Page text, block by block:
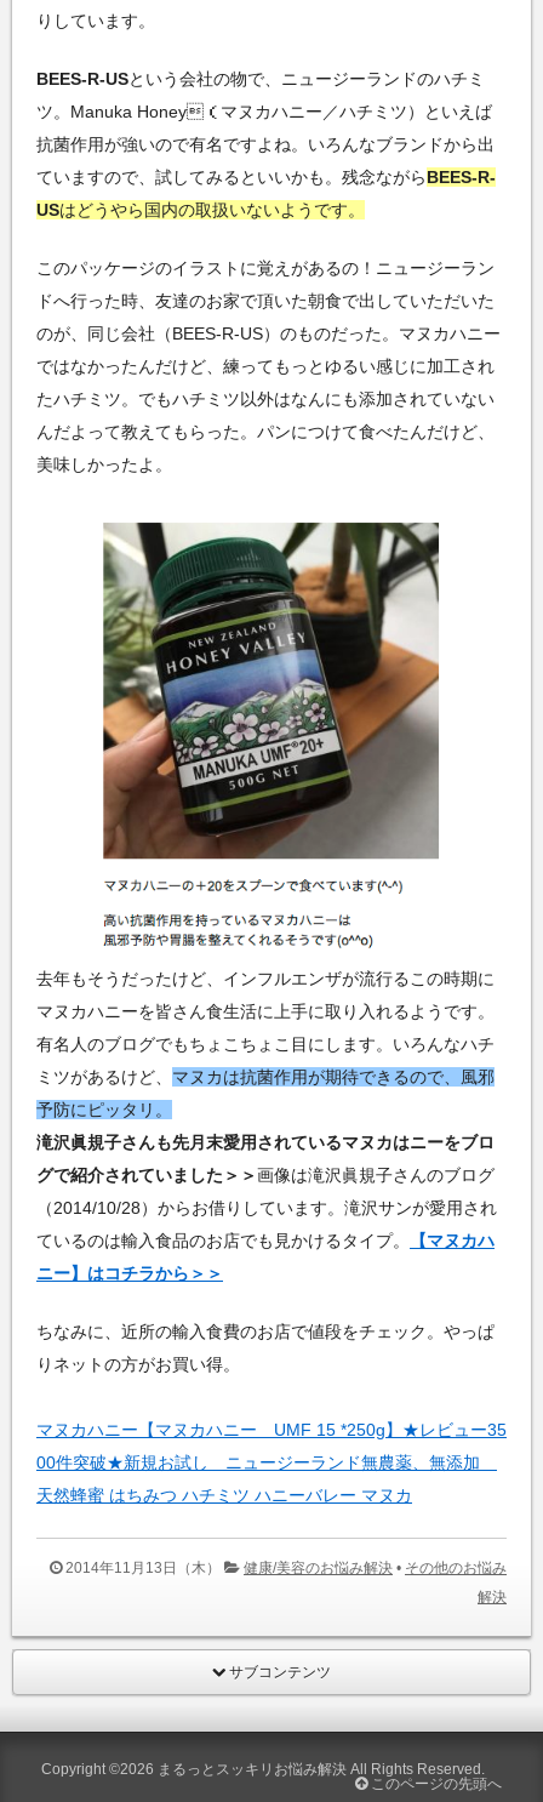
りしています。
BEES-R-USという会社の物で、ニュージーランドのハチミ
ツ。Manuka Honey（マヌカハニー／ハチミツ）といえば
抗菌作用が強いので有名ですよね。いろんなブランドから出
ていますので、試してみるといいかも。残念ながらBEES-R-
USはどうやら国内の取扱いないようです。
このパッケージのイラストに覚えがあるの！ニュージーラン
ドへ行った時、友達のお家で頂いた朝食で出していただいた
のが、同じ会社（BEES-R-US）のものだった。マヌカハニー
ではなかったんだけど、練ってもっとゆるい感じに加工され
たハチミツ。でもハチミツ以外はなんにも添加されていない
んだよって教えてもらった。パンにつけて食べたんだけど、
美味しかったよ。
去年もそうだったけど、インフルエンザが流行るこの時期に
マヌカハニーを皆さん食生活に上手に取り入れるようです。
有名人のブログでもちょこちょこ目にします。いろんなハチ
ミツがあるけど、 マヌカは抗菌作用が期待できるので、風邪
予防にピッタリ。
滝沢眞規子さんも先月末愛用されているマヌカはニーをブロ
グで紹介されていました＞＞画像は滝沢眞規子さんのブログ
（2014/10/28）からお借りしています。滝沢サンが愛用され
ているのは輸入食品のお店でも見かけるタイプ。
【マヌカハ
ニー】はコチラから＞＞
ちなみに、近所の輸入食費のお店で値段をチェック。やっぱ
りネットの方がお買い得。
マヌカハニー【マヌカハニー UMF 15 *250g】★レビュー35
00件突破★新規お試し ニュージーランド無農薬、無添加
天然蜂蜜 はちみつ ハチミツ ハニーバレー マヌカ
2014年11月13日（木） 健康/美容のお悩み解決 • その他のお悩み
解決
サブコンテンツ
Copyright ©2026 まるっとスッキリお悩み解決 All Rights Reserved.
このページの先頭へ